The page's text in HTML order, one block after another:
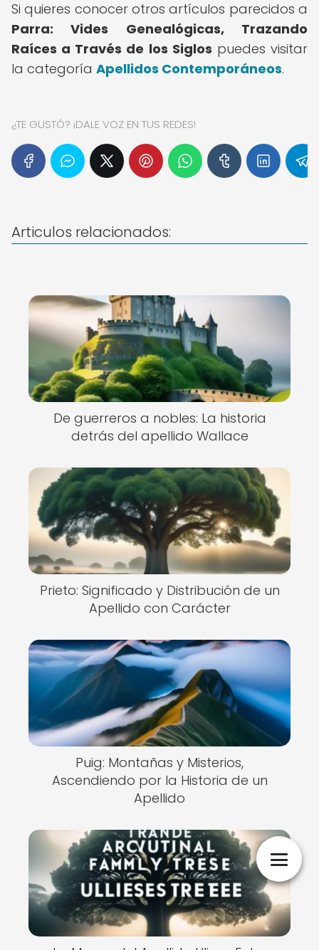
Si quieres conocer otros artículos parecidos a
Parra: Vides Genealógicas, Trazando
Raíces a Través de los Siglos puedes visitar
la categoría Apellidos Contemporáneos.
¿TE GUSTÓ? ¡DALE VOZ EN TUS REDES!
Articulos relacionados:
De guerreros a nobles: La historia
detrás del apellido Wallace
Prieto: Significado y Distribución de un
Apellido con Carácter
Puig: Montañas y Misterios,
Ascendiendo por la Historia de un
Apellido